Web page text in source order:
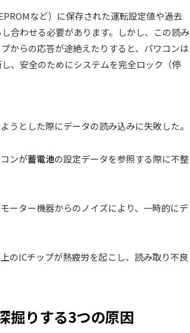
など）に保存された運転設定値や過去
合わせる必要があります。しかし、この読み
からの応答が途絶えたりすると、パワコンは
、安全のためにシステムを完全ロック（停
うとした際にデータの読み込みに失敗した。
ンが蓄電池の設定データを参照する際に不整
ーター機器からのノイズにより、一時的にデ
のICチップが熱疲労を起こし、読み取り不良
掘りする3つの原因